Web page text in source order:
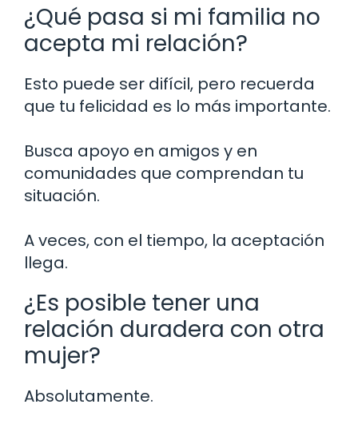
¿Qué pasa si mi familia no
acepta mi relación?
Esto puede ser difícil, pero recuerda
que tu felicidad es lo más importante.
Busca apoyo en amigos y en
comunidades que comprendan tu
situación.
A veces, con el tiempo, la aceptación
llega.
¿Es posible tener una
relación duradera con otra
mujer?
Absolutamente.